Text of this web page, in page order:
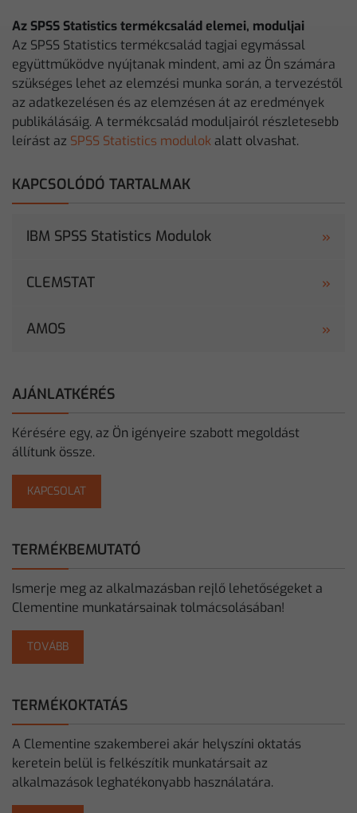
KAPCSOLÓDÓ TARTALMAK
IBM SPSS Statistics Modulok
CLEMSTAT
AMOS
AJÁNLATKÉRÉS
Kérésére egy, az Ön igényeire szabott megoldást
állítunk össze.
KAPCSOLAT
TERMÉKBEMUTATÓ
Ismerje meg az alkalmazásban rejlő lehetőségeket a
Clementine munkatársainak tolmácsolásában!
TOVÁBB
TERMÉKOKTATÁS
A Clementine szakemberei akár helyszíni oktatás
keretein belül is felkészítik munkatársait az
alkalmazások leghatékonyabb használatára.
Az SPSS Statistics termékcsalád elemei, moduljai
Az SPSS Statistics termékcsalád tagjai egymással
együttműködve nyújtanak mindent, ami az Ön számára
szükséges lehet az elemzési munka során, a tervezéstől
az adatkezelésen és az elemzésen át az eredmények
publikálásáig. A termékcsalád moduljairól részletesebb
leírást az SPSS Statistics modulok alatt olvashat.